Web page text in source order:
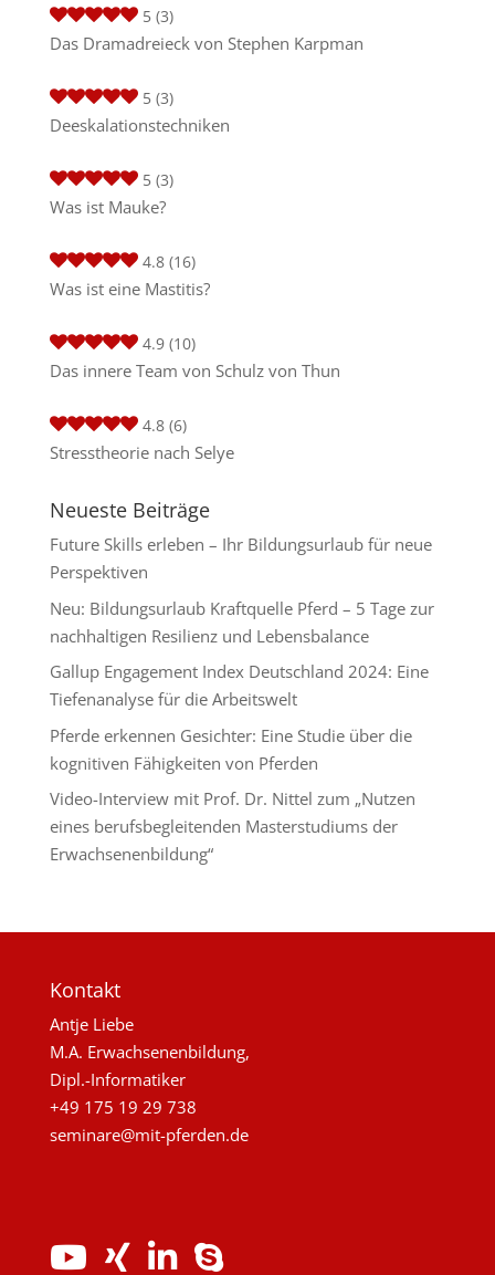
5 (3)
Das Dramadreieck von Stephen Karpman
5 (3)
Deeskalationstechniken
5 (3)
Was ist Mauke?
4.8 (16)
Was ist eine Mastitis?
4.9 (10)
Das innere Team von Schulz von Thun
4.8 (6)
Stresstheorie nach Selye
Neueste Beiträge
Future Skills erleben – Ihr Bildungsurlaub für neue
Perspektiven
Neu: Bildungsurlaub Kraftquelle Pferd – 5 Tage zur
nachhaltigen Resilienz und Lebensbalance
Gallup Engagement Index Deutschland 2024: Eine
Tiefenanalyse für die Arbeitswelt
Pferde erkennen Gesichter: Eine Studie über die
kognitiven Fähigkeiten von Pferden
Video-Interview mit Prof. Dr. Nittel zum „Nutzen
eines berufsbegleitenden Masterstudiums der
Erwachsenenbildung“
Kontakt
Antje Liebe
M.A. Erwachsenenbildung,
Dipl.-Informatiker
+49 175 19 29 738
seminare@mit-pferden.de